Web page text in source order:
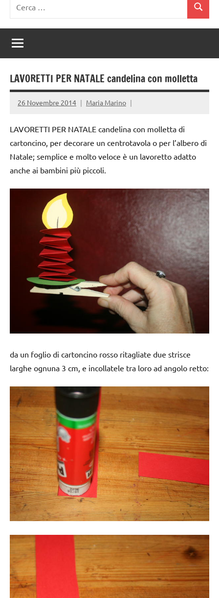
per:
Cerca
LAVORETTI PER NATALE candelina con molletta
26 Novembre 2014 Maria Marino
LAVORETTI PER NATALE candelina con molletta di
cartoncino, per decorare un centrotavola o per l’albero di
Natale; semplice e molto veloce è un lavoretto adatto
anche ai bambini più piccoli.
da un foglio di cartoncino rosso ritagliate due strisce
larghe ognuna 3 cm, e incollatele tra loro ad angolo retto: